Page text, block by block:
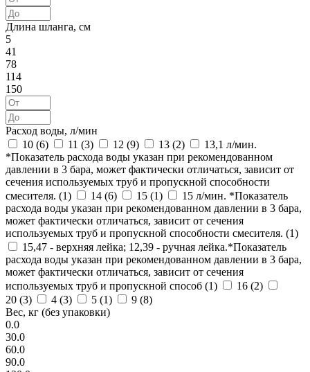
Длина шланга, см
5
41
78
114
150
Расход воды, л/мин
10 (6) 11 (3) 12 (9) 13 (2)
13,1 л/мин.
*Показатель расхода воды указан при рекомендованном
давлении в 3 бара, может фактически отличаться, зависит от
сечения используемых труб и пропускной способности
смесителя. (1) 14 (6) 15 (1)
15 л/мин. *Показатель
расхода воды указан при рекомендованном давлении в 3 бара,
может фактически отличаться, зависит от сечения
используемых труб и пропускной способности смесителя. (1)
15,47 - верхняя лейка; 12,39 - ручная лейка.*Показатель
расхода воды указан при рекомендованном давлении в 3 бара,
может фактически отличаться, зависит от сечения
используемых труб и пропускной способ (1) 16 (2)
20 (3) 4 (3) 5 (1) 9 (8)
Вес, кг (без упаковки)
0.0
30.0
60.0
90.0